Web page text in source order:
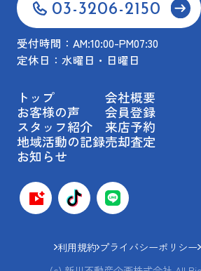
03-3206-2150
受付時間：AM:10:00-PM07:30
定休日：水曜日・日曜日
トップ
お客様の声
スタッフ紹介
地域活動の記録
お知らせ
会社概要
会員登録
来店予約
売却査定
利用規約 プライバシーポリシー